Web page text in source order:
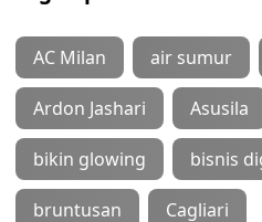
AC Milan air sumur
Ardon Jashari Asusila
bikin glowing bisnis
bruntusan Cagliari